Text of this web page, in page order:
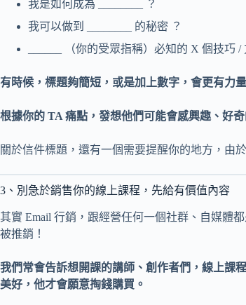
我是如何成為 ________ ？
我可以做到 ________ 的秘密 ？
______ （你的受眾指稱）必知的 X 個技巧 /
有時候，標題夠簡短，或是加上數字，會更有力量
根據你的 TA 痛點，發想他們可能會感興趣、好
關於信件標題，還有一個需要提醒你的地方，由
3、別急於銷售你的線上課程，先給有價值內容
其實 Email 行銷，跟經營任何一個社群、自媒體
被推銷！
我們常會告訴想開課的講師、創作者們，線上課
美好，他才會願意掏錢購買。